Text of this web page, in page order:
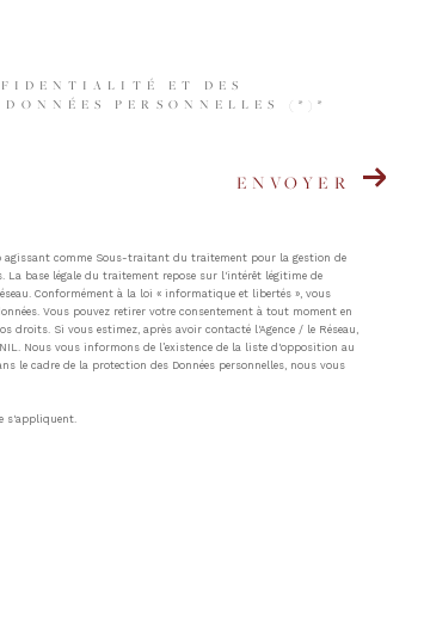
ET DES
PERSONNELLES (*)*
ENVOYER
comme Sous-traitant du traitement pour la gestion de
La base légale du traitement repose sur l'intérêt légitime de
Conformément à la loi « informatique et libertés », vous
Vous pouvez retirer votre consentement à tout moment en
Si vous estimez, après avoir contacté l'Agence / le Réseau,
Nous vous informons de l’existence de la liste d'opposition au
le cadre de la protection des Données personnelles, nous vous
s'appliquent.